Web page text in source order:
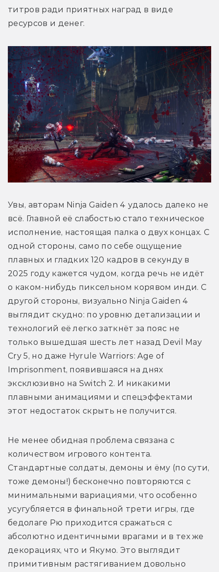
титров ради приятных наград в виде
ресурсов и денег.
Увы, авторам Ninja Gaiden 4 удалось далеко не
всё. Главной её слабостью стало техническое
исполнение, настоящая палка о двух концах. С
одной стороны, само по себе ощущение
плавных и гладких 120 кадров в секунду в
2025 году кажется чудом, когда речь не идёт
о каком-нибудь пиксельном корявом инди. С
другой стороны, визуально Ninja Gaiden 4
выглядит скудно: по уровню детализации и
технологий её легко заткнёт за пояс не
только вышедшая шесть лет назад Devil May
Cry 5, но даже Hyrule Warriors: Age of
Imprisonment, появившаяся на днях
эксклюзивно на Switch 2. И никакими
плавными анимациями и спецэффектами
этот недостаток скрыть не получится.
Не менее обидная проблема связана с
количеством игрового контента.
Стандартные солдаты, демоны и ёму (по сути,
тоже демоны!) бесконечно повторяются с
минимальными вариациями, что особенно
усугубляется в финальной трети игры, где
бедолаге Рю приходится сражаться с
абсолютно идентичными врагами и в тех же
декорациях, что и Якумо. Это выглядит
примитивным растягиванием довольно